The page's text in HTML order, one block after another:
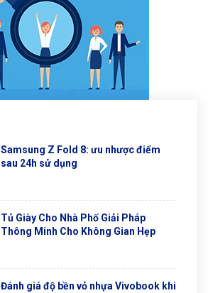
Samsung Z Fold 8: ưu nhược điểm
sau 24h sử dụng
Tủ Giày Cho Nhà Phố Giải Pháp
Thông Minh Cho Không Gian Hẹp
Đánh giá độ bền vỏ nhựa Vivobook khi